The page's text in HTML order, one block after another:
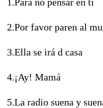
2.Por favor paren al
3.Ella se irá d casa
4.¡Ay! Mamá
5.La radio suena y